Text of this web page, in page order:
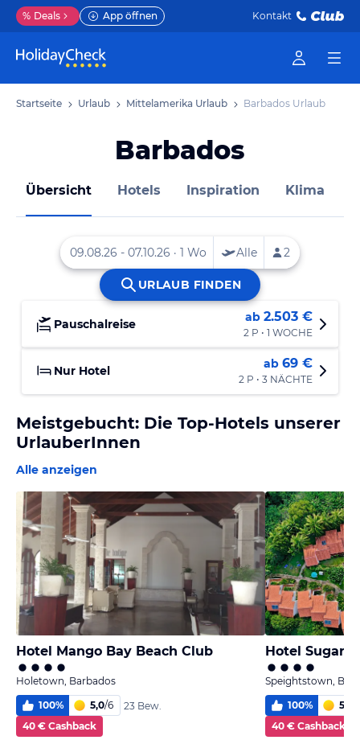
% Deals App öffnen Kontakt
Startseite Urlaub Mittelamerika Urlaub Barbados Urlaub
Barbados
Übersicht Hotels Inspiration Klima
Pauschalreise ab 2.503 €
2 P • 1 WOCHE
Nur Hotel ab 69 €
2 P • 3 NÄCHTE
Meistgebucht: Die Top-Hotels unserer
UrlauberInnen
Alle anzeigen
Hotel Mango Bay Beach Club
Holetown, Barbados
100% 5,0/6
23 Bew.
40 € Cashback
Hotel Sugar
Speightstown,
100% 5,0
40 € Cashback